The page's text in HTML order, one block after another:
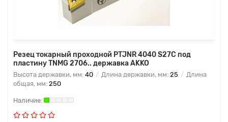
Резец токарный проходной PTJNR 4040 S27C под
пластину TNMG 2706.. державка AKKO
Высота державки, мм: 40 Длина державки, мм: 25
Длина
общая, мм: 250